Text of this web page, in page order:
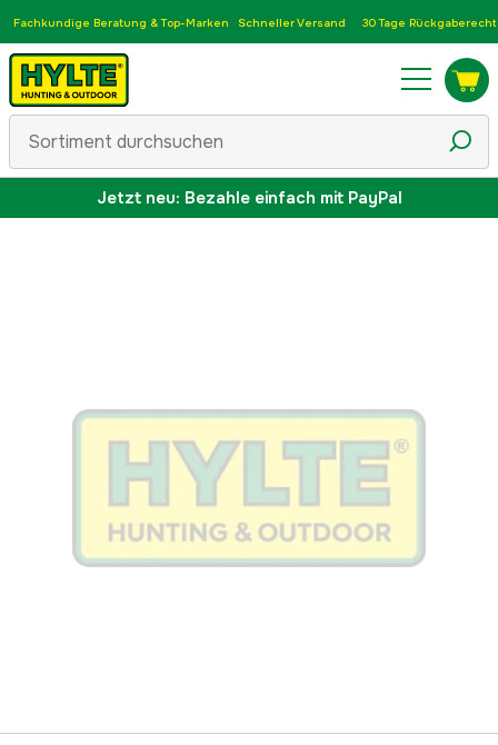
Fachkundige Beratung & Top-Marken Schneller Versand 30 Tage Rückgaberecht
Jetzt neu: Bezahle einfach mit PayPal